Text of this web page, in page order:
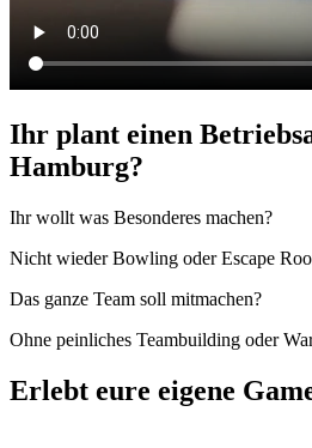
Ihr plant einen
Hamburg?
Ihr wollt was Besonderes machen?
Nicht wieder Bowling oder Escape
Das ganze Team soll mitmachen?
Ohne peinliches Teambuilding oder
Erlebt eure eigene